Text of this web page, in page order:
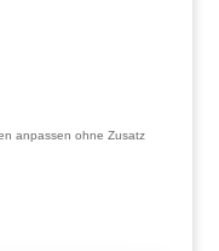
anpassen ohne Zusatz